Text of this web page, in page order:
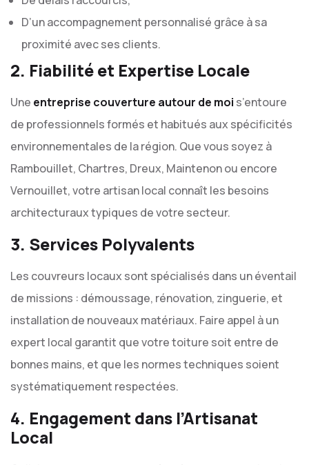
D’un accompagnement personnalisé grâce à sa
proximité avec ses clients.
2. Fiabilité et Expertise Locale
Une entreprise couverture autour de moi s’entoure
de professionnels formés et habitués aux spécificités
environnementales de la région. Que vous soyez à
Rambouillet, Chartres, Dreux, Maintenon ou encore
Vernouillet, votre artisan local connaît les besoins
architecturaux typiques de votre secteur.
3. Services Polyvalents
Les couvreurs locaux sont spécialisés dans un éventail
de missions : démoussage, rénovation, zinguerie, et
installation de nouveaux matériaux. Faire appel à un
expert local garantit que votre toiture soit entre de
bonnes mains, et que les normes techniques soient
systématiquement respectées.
4. Engagement dans l’Artisanat
Local